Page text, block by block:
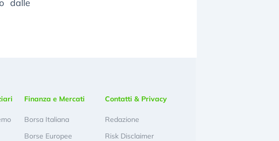
dalle
Finanza e Mercati
Borsa Italiana
Borse Europee
Contatti & Privacy
Redazione
Risk Disclaimer